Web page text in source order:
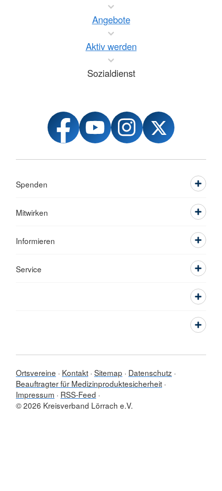
Angebote
Aktiv werden
Sozialdienst
Spenden
Mitwirken
Informieren
Service
Ortsvereine Kontakt Sitemap
Datenschutz
Beauftragter für Medizinproduktesicherheit
Impressum
RSS-Feed
© 2026 Kreisverband Lörrach e.V.